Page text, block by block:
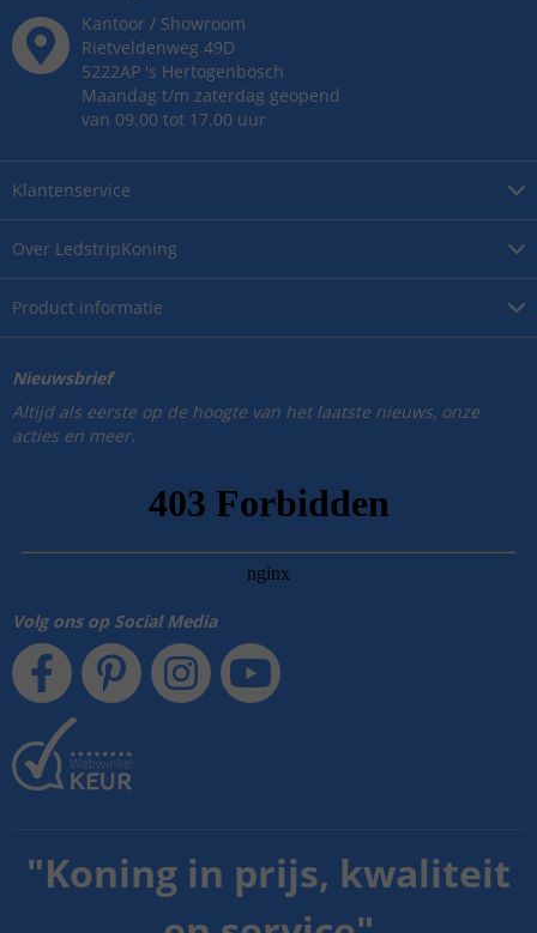
Over LedstripKoning
Product informatie
Klantenservice
Kantoor / Showroom
Rietveldenweg 49D
5222AP 's Hertogenbosch
Maandag t/m zaterdag geopend
van 09.00 tot 17.00 uur
Nieuwsbrief
Altijd als eerste op de hoogte van het laatste nieuws, onze
acties en meer.
Volg ons op Social Media
"Koning in prijs, kwaliteit